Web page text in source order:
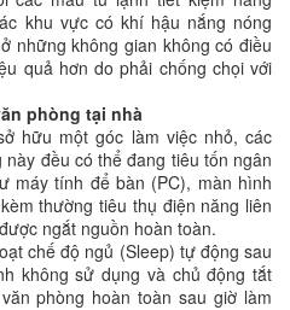
khu vực có khí hậu nắng nóng
những không gian không có điều
quả hơn do phải chống chọi với
phòng tại nhà
hữu một góc làm việc nhỏ, các
đều có thể đang tiêu tốn ngân
máy tính để bàn (PC), màn hình
thường tiêu thụ điện năng liên
ngắt nguồn hoàn toàn.
chế độ ngủ (Sleep) tự động sau
không sử dụng và chủ động tắt
phòng hoàn toàn sau giờ làm